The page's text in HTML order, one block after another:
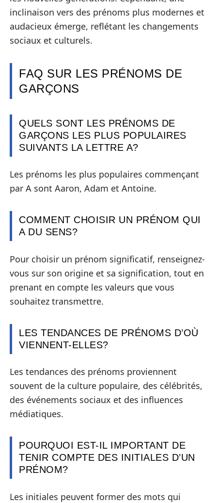
inclinaison vers des prénoms plus modernes et
audacieux émerge, reflétant les changements
sociaux et culturels.
FAQ SUR LES PRÉNOMS DE
GARÇONS
QUELS SONT LES PRÉNOMS DE
GARÇONS LES PLUS POPULAIRES
SUIVANTS LA LETTRE A?
Les prénoms les plus populaires commençant
par A sont Aaron, Adam et Antoine.
COMMENT CHOISIR UN PRÉNOM QUI
A DU SENS?
Pour choisir un prénom significatif, renseignez-
vous sur son origine et sa signification, tout en
prenant en compte les valeurs que vous
souhaitez transmettre.
LES TENDANCES DE PRÉNOMS D’OÙ
VIENNENT-ELLES?
Les tendances des prénoms proviennent
souvent de la culture populaire, des célébrités,
des événements sociaux et des influences
médiatiques.
POURQUOI EST-IL IMPORTANT DE
TENIR COMPTE DES INITIALES D’UN
PRÉNOM?
Les initiales peuvent former des mots qui